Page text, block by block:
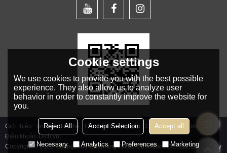
Giới thiệu tin tức Liên hệ Câu hỏi thường gặp
Chính sách bảo mật
Điều khoản Dịch vụ
Copyright © 2026Guangzhou Charming Tattoo Cosmetics Co., Ltd.Support By
Cookie settings
We use cookies to provide you with the best possible
experience. They also allow us to analyze user
behavior in order to constantly improve the website for
you.
Reject All Accept Selection Accept all
Necessary Analytics Preferences Marketing